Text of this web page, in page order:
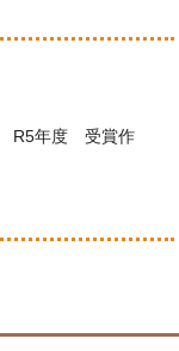
R5年度 受賞作